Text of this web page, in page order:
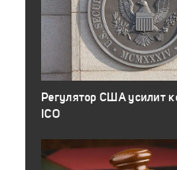
Регулятор США усилит
ICO